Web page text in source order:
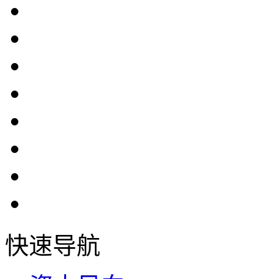
快速导航